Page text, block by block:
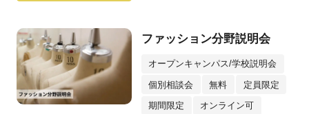
ファッション分野説明会
オープンキャンパス/学校説明会
個別相談会 無料 定員限定
期間限定 オンライン可